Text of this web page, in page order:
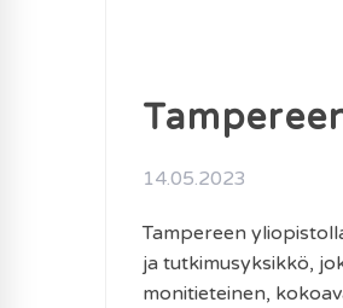
14.05.2023
Tampereen
ja tutkimusyksikkö,
monitieteinen,